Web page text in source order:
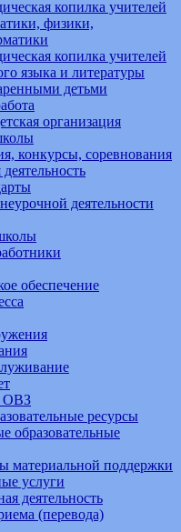
копилка учителей
физики,
копилка учителей
языка и литературы
детьми
организация
конкурсы, соревнования
деятельности
обеспечение
ОВЗ
ресурсы
образовательные
материальной поддержки
услуги
деятельность
(перевода)